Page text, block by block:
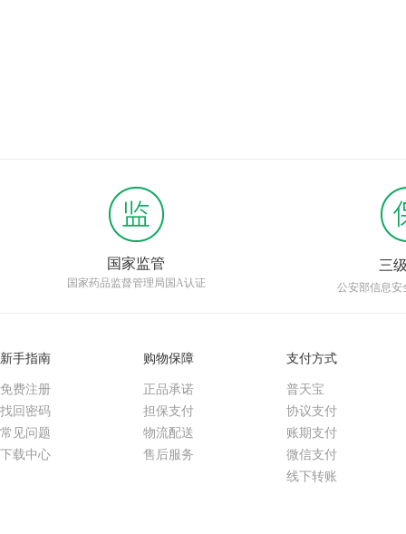
国家监管
国家药品监督管理局国A认证
三
公安部信息安
新手指南
免费注册
找回密码
常见问题
下载中心
购物保障
正品承诺
担保支付
物流配送
售后服务
支付方式
普天宝
协议支付
账期支付
微信支付
线下转账